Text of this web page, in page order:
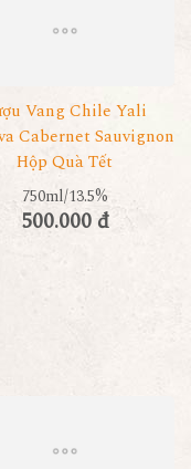
Vang Chile Yali
Cabernet Sauvignon
Hộp Quà Tết
750ml/13.5%
500.000 đ